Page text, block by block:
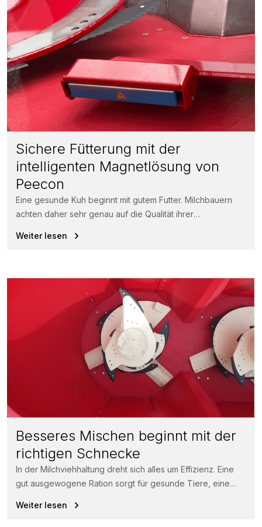
Sichere Fütterung mit der
intelligenten Magnetlösung von
Peecon
Eine gesunde Kuh beginnt mit gutem Futter. Milchbauern
achten daher sehr genau auf die Qualität ihrer
Weiter lesen
Besseres Mischen beginnt mit der
richtigen Schnecke
In der Milchviehhaltung dreht sich alles um Effizienz. Eine
gut ausgewogene Ration sorgt für gesunde Tiere, eine
Weiter lesen